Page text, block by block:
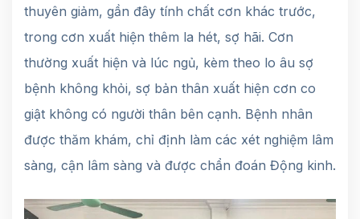
thuyên giảm, gần đây tính chất cơn khác trước,
trong cơn xuất hiện thêm la hét, sợ hãi. Cơn
thường xuất hiện và lúc ngủ, kèm theo lo âu sợ
bệnh không khỏi, sợ bản thân xuất hiện cơn co
giật không có người thân bên cạnh. Bệnh nhân
được thăm khám, chỉ định làm các xét nghiệm lâm
sàng, cận lâm sàng và được chẩn đoán Động kinh.